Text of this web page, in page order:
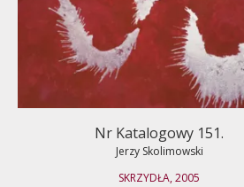
Nr Katalogowy 151.
Jerzy Skolimowski
SKRZYDŁA, 2005